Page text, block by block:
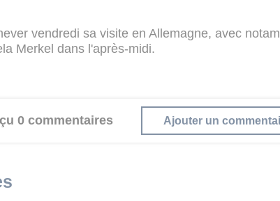
vendredi sa visite en Allemagne, avec
Merkel dans l'après-midi.
0 commentaires Ajouter un